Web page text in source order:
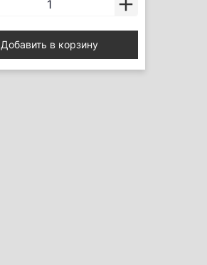
Добавить в корзину